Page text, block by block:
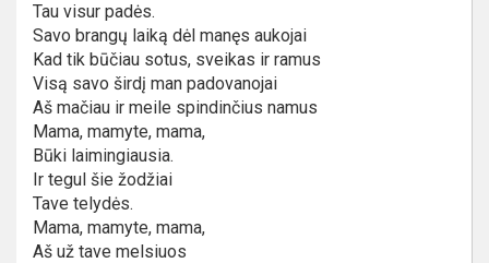
Tau visur padės.
Savo brangų laiką dėl manęs aukojai
Kad tik būčiau sotus, sveikas ir ramus
Visą savo širdį man padovanojai
Aš mačiau ir meile spindinčius namus
Mama, mamyte, mama,
Būki laimingiausia.
Ir tegul šie žodžiai
Tave telydės.
Mama, mamyte, mama,
Aš už tave melsiuos